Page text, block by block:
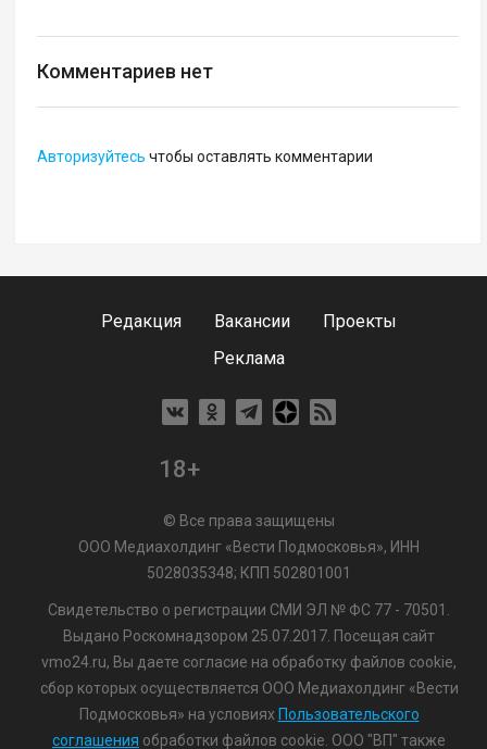
Комментариев нет
Авторизуйтесь чтобы оставлять комментарии
Редакция Вакансии
Проекты
Реклама
18+
© Все права защищены
ООО Медиахолдинг «Вести Подмосковья», ИНН
5028035348; КПП 502801001
Свидетельство о регистрации СМИ ЭЛ № ФС 77 - 70501.
Выдано Роскомнадзором 25.07.2017. Посещая сайт
vmo24.ru, Вы даете согласие на обработку файлов cookie,
сбор которых осуществляется ООО Медиахолдинг «Вести
Подмосковья» на условиях Пользовательского
соглашения обработки файлов cookie. ООО "ВП" также